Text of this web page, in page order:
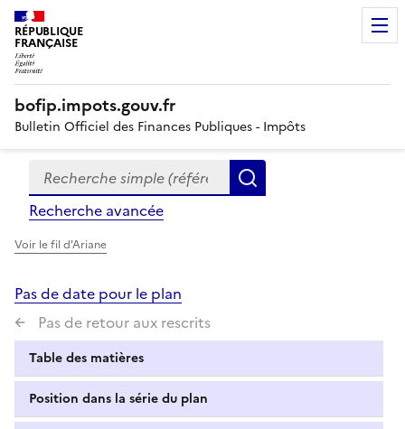
RÉPUBLIQUE
FRANÇAISE
bofip.impots.gouv.fr
Bulletin Officiel des Finances Publiques - Impôts
Formulaire
de
recherche
Recherche simple (références, mots clés, partie du
Recherche avancée
Voir le fil d'Ariane
Pas de date pour le plan
Pas de retour aux rescrits
Table des matières
Position dans la série du plan